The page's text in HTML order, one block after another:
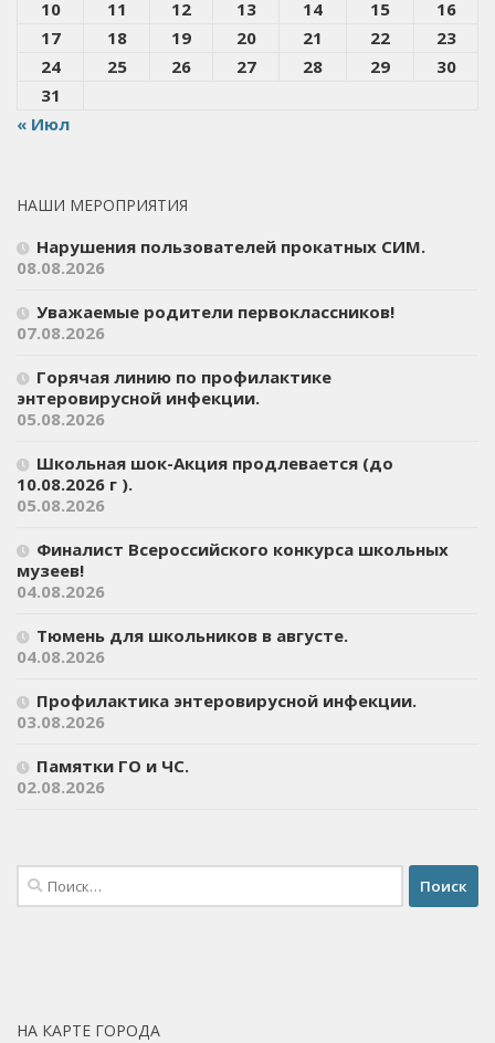
10 11 12 13 14 15
16
17
18 19 20 21 22
23
24
25 26 27 28 29
30
31
« Июл
НАШИ МЕРОПРИЯТИЯ
Нарушения пользователей прокатных СИМ.
08.08.2026
Уважаемые родители первоклассников!
07.08.2026
Горячая линию по профилактике
энтеровирусной инфекции.
05.08.2026
Школьная шок-Акция продлевается (до
10.08.2026 г ).
05.08.2026
Финалист Всероссийского конкурса школьных
музеев!
04.08.2026
Тюмень для школьников в августе.
04.08.2026
Профилактика энтеровирусной инфекции.
03.08.2026
Памятки ГО и ЧС.
02.08.2026
Найти:
НА КАРТЕ ГОРОДА